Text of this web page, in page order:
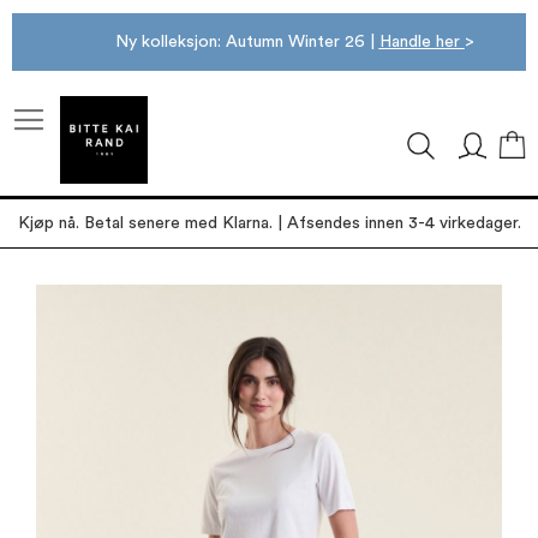
Ny kolleksjon: Autumn Winter 26 | Handle her >
Kjøp nå. Betal senere med Klarna. | Afsendes innen 3-4 virkedager.